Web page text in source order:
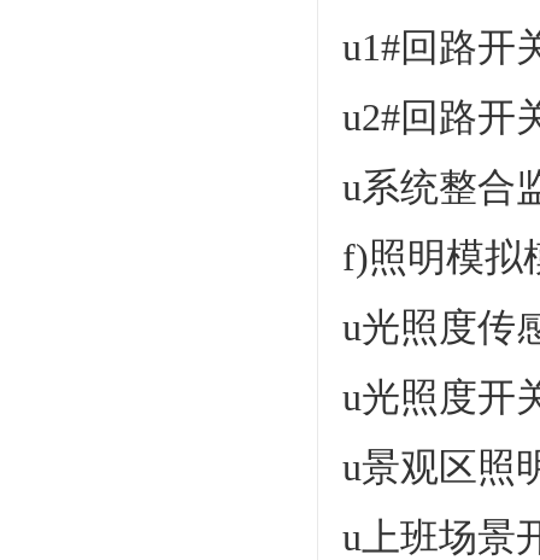
u1#回路开
u2#回路开
u系统整合
f)照明模拟
u光照度传
u光照度开
u景观区照
u上班场景